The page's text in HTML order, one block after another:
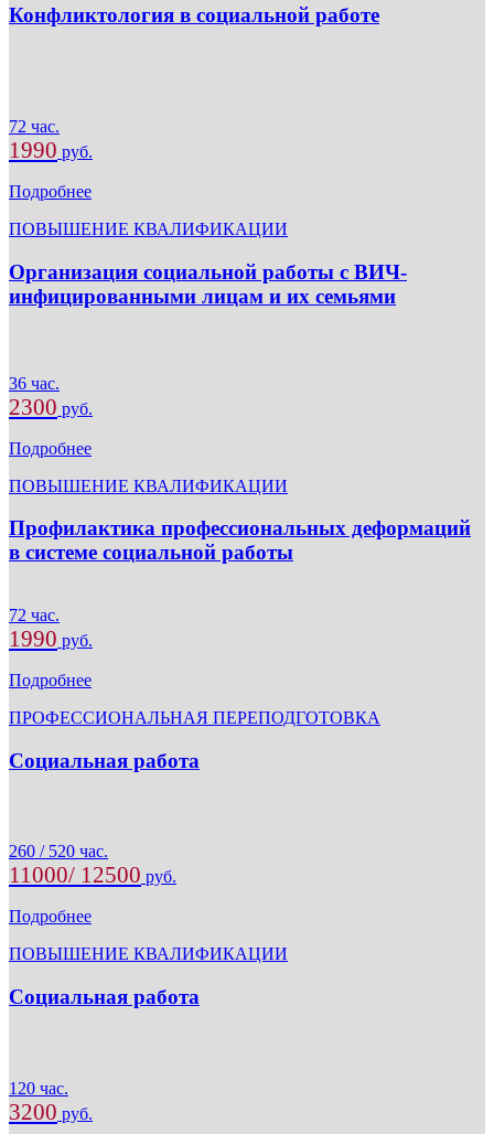
Конфликтология в социальной работе
72 час.
1990 руб.
Подробнее
ПОВЫШЕНИЕ КВАЛИФИКАЦИИ
Организация социальной работы с ВИЧ-
инфицированными лицам и их семьями
36 час.
2300 руб.
Подробнее
ПОВЫШЕНИЕ КВАЛИФИКАЦИИ
Профилактика профессиональных деформаций
в системе социальной работы
72 час.
1990 руб.
Подробнее
ПРОФЕССИОНАЛЬНАЯ ПЕРЕПОДГОТОВКА
Социальная работа
260 / 520 час.
11000/ 12500 руб.
Подробнее
ПОВЫШЕНИЕ КВАЛИФИКАЦИИ
Социальная работа
120 час.
3200 руб.